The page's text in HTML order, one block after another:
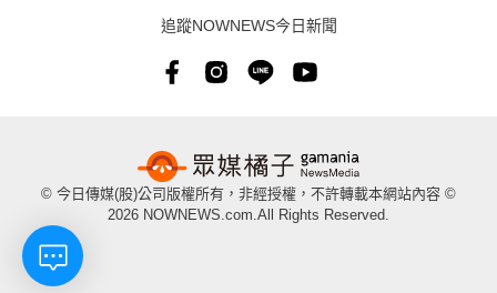
追蹤NOWNEWS今日新聞
© 今日傳媒(股)公司版權所有，非經授權，不許轉載本網站內容 ©
2026 NOWNEWS.com.All Rights Reserved.